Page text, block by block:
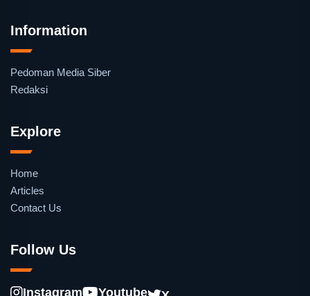
Information
Pedoman Media Siber
Redaksi
Explore
Home
Articles
Contact Us
Follow Us
Instagram Youtube